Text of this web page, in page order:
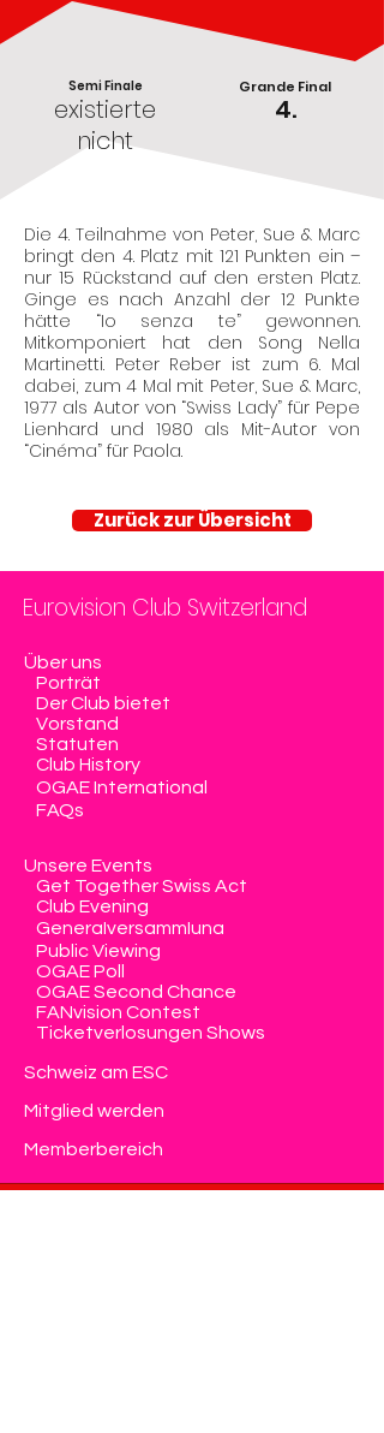
Semi Finale
existierte
nicht
Grande Final
4.
Die 4. Teilnahme von Peter, Sue & Marc
bringt den 4. Platz mit 121 Punkten ein –
nur 15 Rückstand auf den ersten Platz.
Ginge es nach Anzahl der 12 Punkte
hätte “Io senza te” gewonnen.
Mitkomponiert hat den Song Nella
Martinetti. Peter Reber ist zum 6. Mal
dabei, zum 4 Mal mit Peter, Sue & Marc,
1977 als Autor von “Swiss Lady” für Pepe
Lienhard und 1980 als Mit-Autor von
“Cinéma” für Paola.
Zurück zur Übersicht
Eurovision Club Switzerland
Über uns
Porträt
Der Club bietet
Vorstand
Statuten
Club History
OGAE International
FAQs
Unsere Events
Get Together Swiss Act
Club Evening
Generalversammlung
Public Viewing
OGAE Poll
OGAE Second Chance
FANvision Contest
Ticketverlosungen Shows
Schweiz am ESC
Mitglied werden
Memberbereich